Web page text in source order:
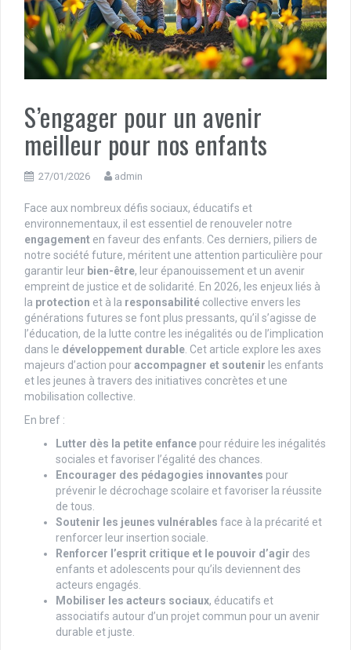
S’engager pour un avenir
meilleur pour nos enfants
27/01/2026 admin
Face aux nombreux défis sociaux, éducatifs et
environnementaux, il est essentiel de renouveler notre
engagement en faveur des enfants. Ces derniers, piliers de
notre société future, méritent une attention particulière pour
garantir leur bien-être, leur épanouissement et un avenir
empreint de justice et de solidarité. En 2026, les enjeux liés à
la protection et à la responsabilité collective envers les
générations futures se font plus pressants, qu’il s’agisse de
l’éducation, de la lutte contre les inégalités ou de l’implication
dans le développement durable. Cet article explore les axes
majeurs d’action pouraccompagner et soutenir les enfants
et les jeunes à travers des initiatives concrètes et une
mobilisation collective.
En bref :
Lutter dès la petite enfance pour réduire les inégalités
sociales et favoriser l’égalité des chances.
Encourager des pédagogies innovantes pour
prévenir le décrochage scolaire et favoriser la réussite
de tous.
Soutenir les jeunes vulnérables face à la précarité et
renforcer leur insertion sociale.
Renforcer l’esprit critique et le pouvoir d’agir des
enfants et adolescents pour qu’ils deviennent des
acteurs engagés.
Mobiliser les acteurs sociaux, éducatifs et
associatifs autour d’un projet commun pour un avenir
durable et juste.